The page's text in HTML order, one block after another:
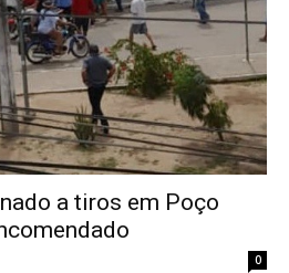
a tiros em Poço
0